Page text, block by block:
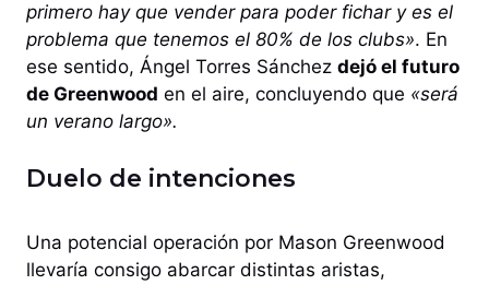
primero hay que vender para poder fichar y es el
problema que tenemos el 80% de los clubs». En
ese sentido, Ángel Torres Sánchez dejó el futuro
de Greenwood en el aire, concluyendo que «será
un verano largo».
Duelo de intenciones
Una potencial operación por Mason Greenwood
llevaría consigo abarcar distintas aristas,